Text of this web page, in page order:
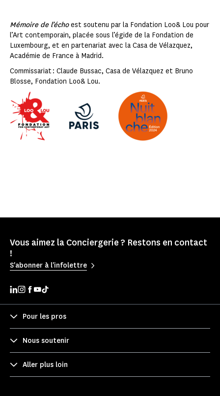
Mémoire de l’échoest soutenu par la Fondation Loo& Lou pour
l’Art contemporain, placée sous l’égide de la Fondation de
Luxembourg, et en partenariat avec la Casa de Vélazquez,
Académie de France à Madrid.
Commissariat : Claude Bussac, Casa de Vélazquez et Bruno
Blosse, Fondation Loo& Lou.
Vous aimez la Conciergerie ? Restons en contact
!
S'abonner à l'infolettre
Pour les pros
Nous soutenir
Aller plus loin